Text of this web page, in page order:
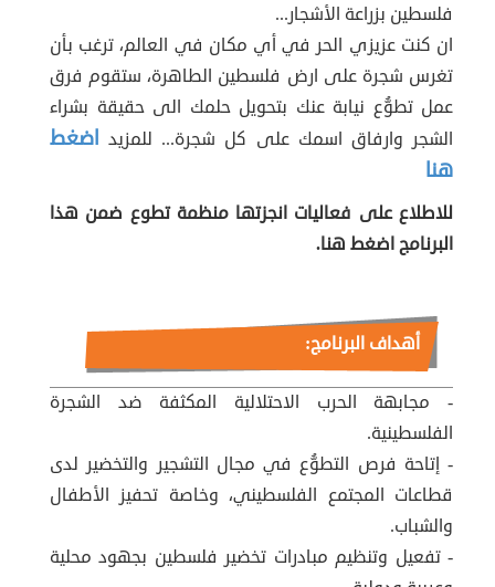
فلسطين بزراعة الأشجار...
ان كنت عزيزي الحر في أي مكان في العالم، ترغب بأن
تغرس شجرة على ارض فلسطين الطاهرة، ستقوم فرق
عمل تطوُّع نيابة عنك بتحويل حلمك الى حقيقة بشراء
الشجر وارفاق اسمك على كل شجرة... للمزيد اضغط
هنا
للاطلاع على فعاليات انجزتها منظمة تطوع ضمن هذا
البرنامج اضغط هنا.
أهداف البرنامج:
- مجابهة الحرب الاحتلالية المكثفة ضد الشجرة
الفلسطينية.
- إتاحة فرص التطوُّع في مجال التشجير والتخضير لدى
قطاعات المجتمع الفلسطيني، وخاصة تحفيز الأطفال
والشباب.
- تفعيل وتنظيم مبادرات تخضير فلسطين بجهود محلية